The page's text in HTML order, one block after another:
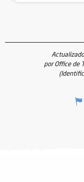
por Office de